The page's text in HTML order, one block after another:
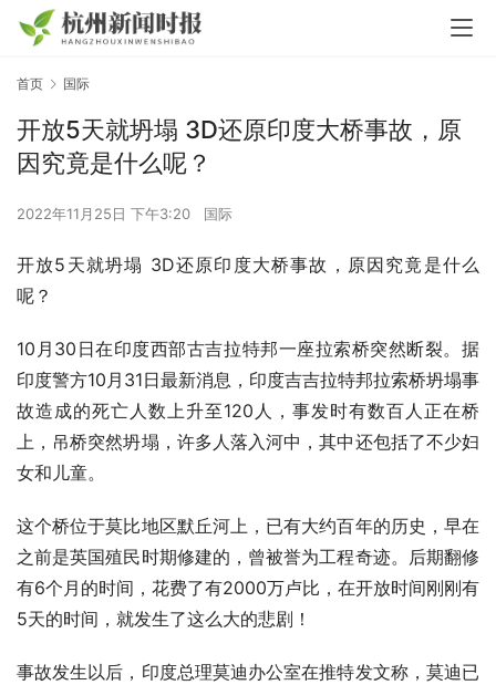
首页 国际
开放5天就坍塌 3D还原印度大桥事故，原
因究竟是什么呢？
2022年11月25日 下午3:20 国际
开放5天就坍塌 3D还原印度大桥事故，原因究竟是什么
呢？
10月30日在印度西部古吉拉特邦一座拉索桥突然断裂。据
印度警方10月31日最新消息，印度吉吉拉特邦拉索桥坍塌事
故造成的死亡人数上升至120人，事发时有数百人正在桥
上，吊桥突然坍塌，许多人落入河中，其中还包括了不少妇
女和儿童。
这个桥位于莫比地区默丘河上，已有大约百年的历史，早在
之前是英国殖民时期修建的，曾被誉为工程奇迹。后期翻修
有6个月的时间，花费了有2000万卢比，在开放时间刚刚有
5天的时间，就发生了这么大的悲剧！
事故发生以后，印度总理莫迪办公室在推特发文称，莫迪已